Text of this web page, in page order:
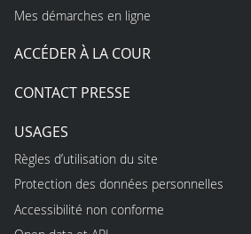
Mes démarches en ligne
ACCÉDER À LA COUR
CONTACT PRESSE
USAGES
Règles d’utilisation du site
Protection des données personnelles
Accessibilité non conforme